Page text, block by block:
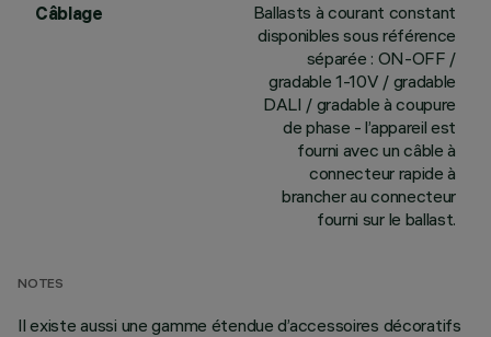
Câblage
Ballasts à courant constant
disponibles sous référence
séparée : ON-OFF /
gradable 1-10V / gradable
DALI / gradable à coupure
de phase - l’appareil est
fourni avec un câble à
connecteur rapide à
brancher au connecteur
fourni sur le ballast.
NOTES
Il existe aussi une gamme étendue d’accessoires décoratifs